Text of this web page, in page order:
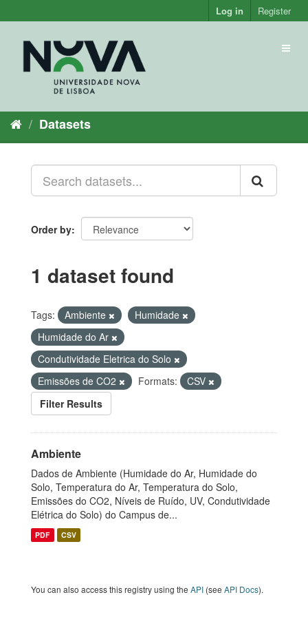
to
Log in Register
Datasets
Order by
1 dataset found
Tags: Ambiente
Humidade
Humidade do Ar
Condutividade Eletrica do Solo
Emissões de CO2
Formats:
CSV
Filter Results
Ambiente
Dados de Ambiente (Humidade do Ar, Humidade do
Solo, Temperatura do Ar, Temperatura do Solo,
Emissões do CO2, Níveis de Ruído, UV, Condutividade
Elétrica do Solo) do Campus de...
PDF CSV
You can also access this registry using the API (see API Docs).